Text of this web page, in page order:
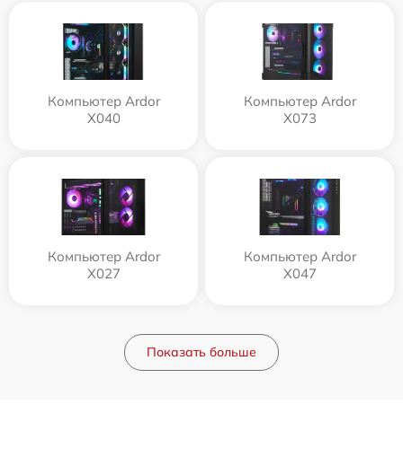
Компьютер Ardor
X040
Компьютер Ardor
X073
Компьютер Ardor
X027
Компьютер Ardor
X047
Показать больше